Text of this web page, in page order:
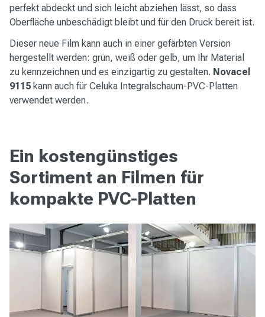
perfekt abdeckt und sich leicht abziehen lässt, so dass
Oberfläche unbeschädigt bleibt und für den Druck bereit ist.
Dieser neue Film kann auch in einer gefärbten Version
hergestellt werden: grün, weiß oder gelb, um Ihr Material
zu kennzeichnen und es einzigartig zu gestalten. Novacel
9115 kann auch für Celuka Integralschaum-PVC-Platten
verwendet werden.
Ein kostengünstiges
Sortiment an Filmen für
kompakte PVC-Platten